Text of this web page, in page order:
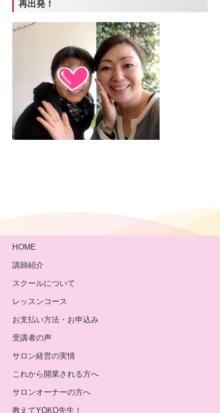
再出発！
HOME
講師紹介
スクールについて
レッスンコース
お支払い方法・お申込み
受講者の声
サロン経営の実情
これから開業される方へ
サロンオーナーの方へ
教えてYOKO先生！